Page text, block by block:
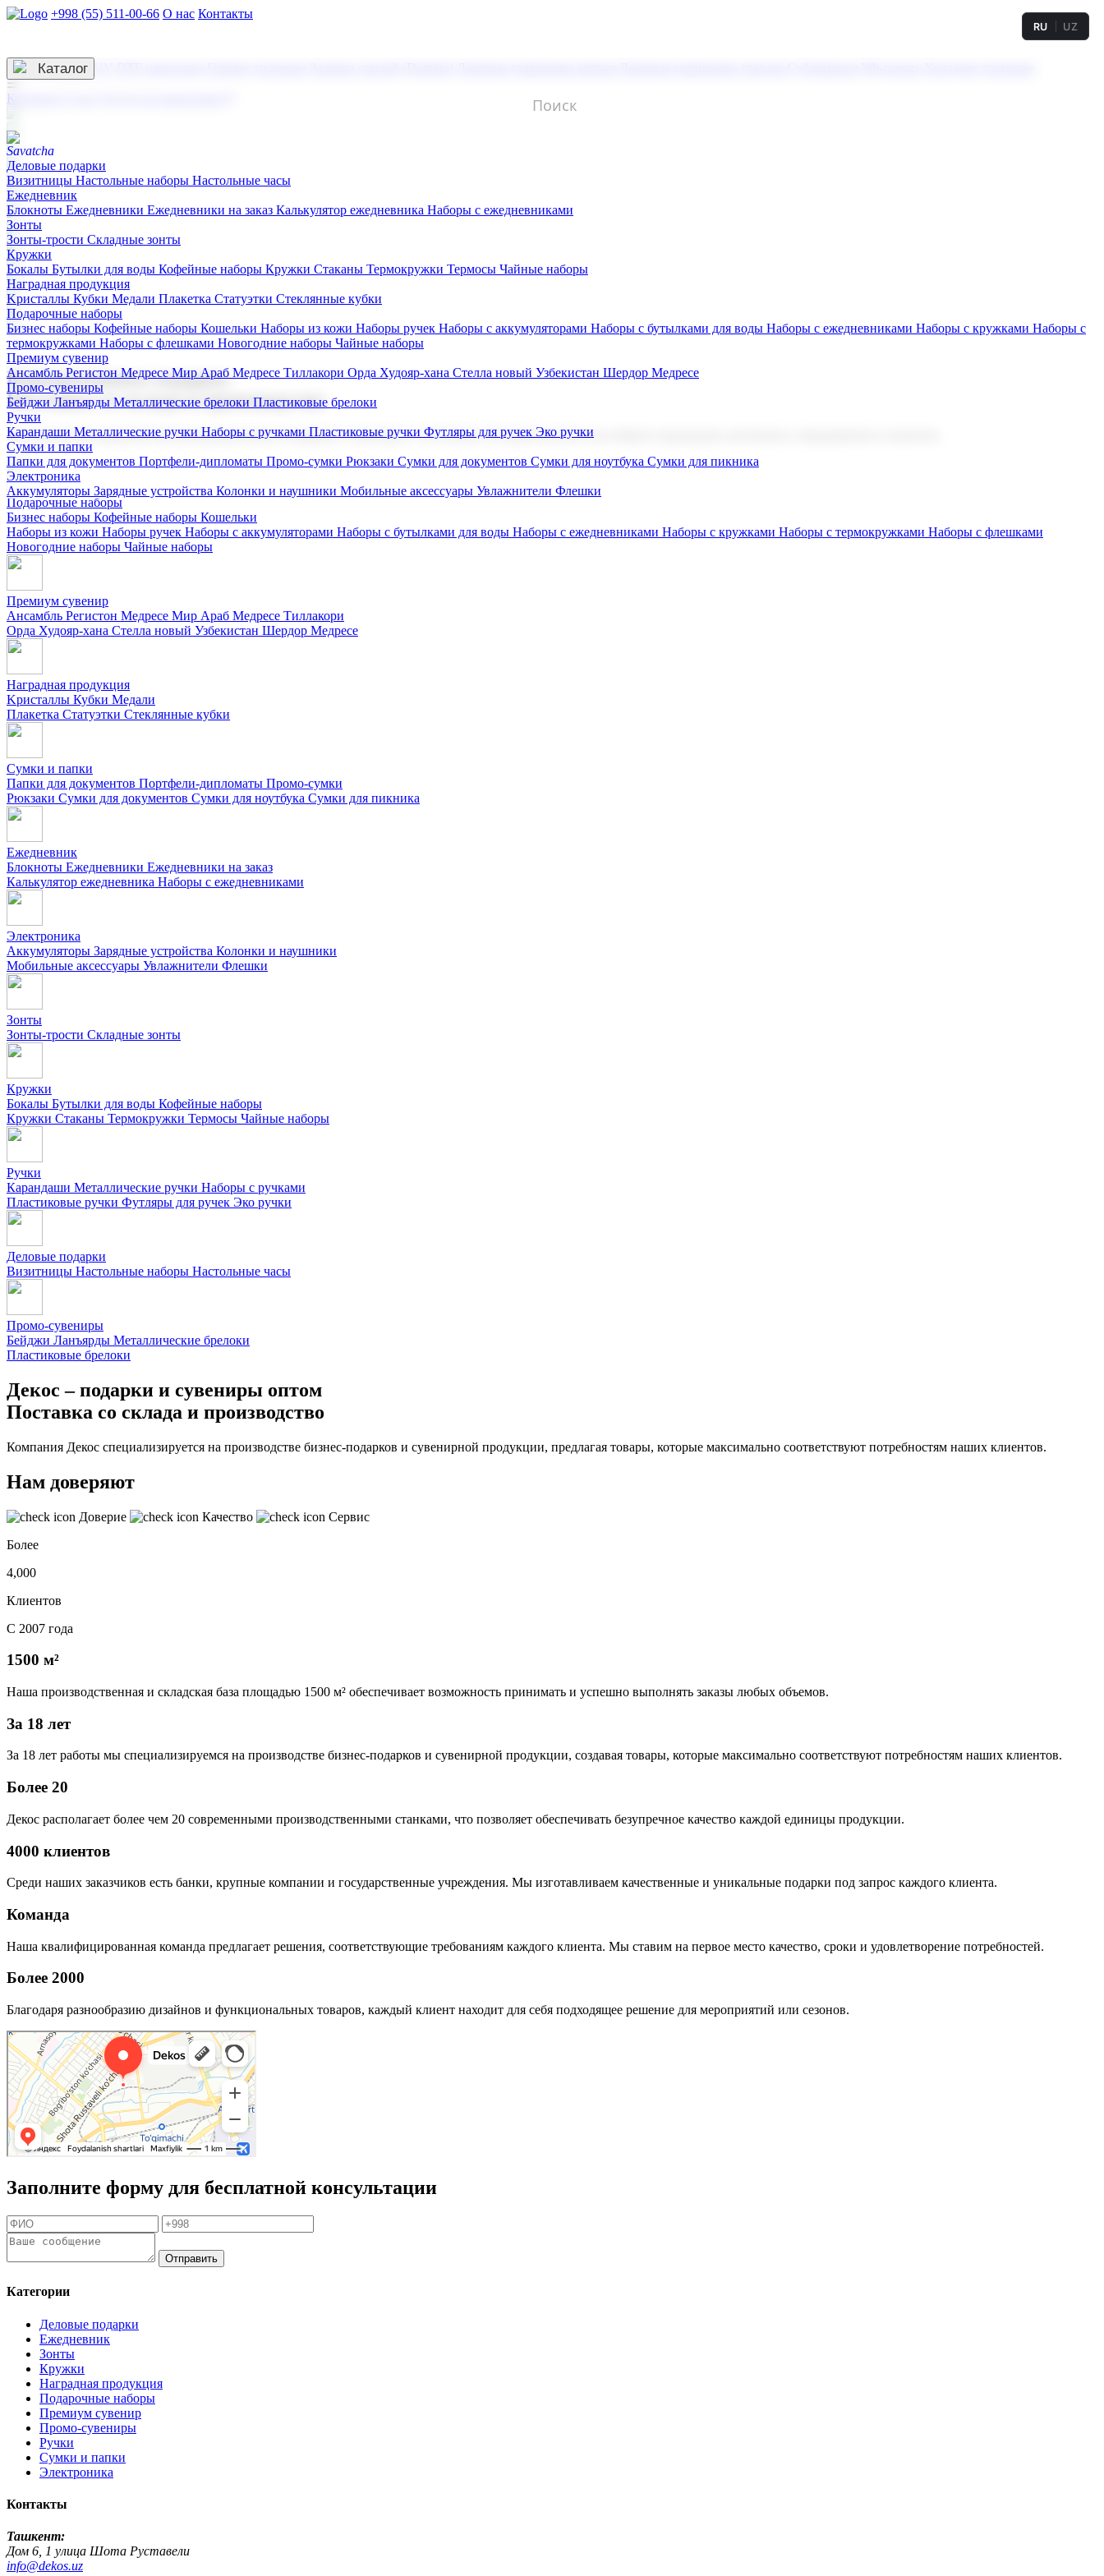
+998 (55) 511-00-66 О нас Контакты
3D гравировка
RU UZ
☰
Контакты
Каталог
Деловые подарки
Визитницы Настольные наборы Настольные часы
Ежедневник
Блокноты Ежедневники Ежедневники на заказ Калькулятор ежедневника Наборы с ежедневниками
Зонты
Зонты-трости Складные зонты
Кружки
Бокалы Бутылки для воды Кофейные наборы Кружки Стаканы Термокружки Термосы Чайные наборы
Наградная продукция
Kристаллы Кубки Медали Плакетка Статуэтки Стеклянные кубки
Подарочные наборы
Бизнес наборы Кофейные наборы Кошельки Наборы из кожи Наборы ручек Наборы с аккумуляторами Наборы с бутылками для воды Наборы с ежедневниками Наборы с кружками Наборы с
термокружками Наборы с флешками Новогодние наборы Чайные наборы
Премиум сувенир
Ансамбль Регистон Медресе Мир Араб Медресе Тиллакори Орда Худояр-хана Стелла новый Узбекистан Шердор Медресе
Промо-сувениры
Бейджи Ланъярды Металлические брелоки Пластиковые брелоки
Ручки
Карандаши Металлические ручки Наборы с ручками Пластиковые ручки Футляры для ручек Эко ручки
Сумки и папки
Папки для документов Портфели-дипломаты Промо-сумки Рюкзаки Сумки для документов Сумки для ноутбука Сумки для пикника
Электроника
Аккумуляторы Зарядные устройства Колонки и наушники Мобильные аксессуары Увлажнители Флешки
Корпоративные подарки
Поставка со склада и производство
Мы предлагаем широкий выбор корпоративных подарков и сувениров с логотипом. В нашем каталоге вы найдете продукцию для бизнеса, мероприятия и клиентов.
Подарочные наборы
Бизнес наборы Кофейные наборы Кошельки
Наборы из кожи Наборы ручек Наборы с аккумуляторами Наборы с бутылками для воды Наборы с ежедневниками Наборы с кружками Наборы с термокружками Наборы с флешками
Новогодние наборы Чайные наборы
Премиум сувенир
Ансамбль Регистон Медресе Мир Араб Медресе Тиллакори
Орда Худояр-хана Стелла новый Узбекистан Шердор Медресе
Наградная продукция
Kристаллы Кубки Медали
Плакетка Статуэтки Стеклянные кубки
Сумки и папки
Папки для документов Портфели-дипломаты Промо-сумки
Рюкзаки Сумки для документов Сумки для ноутбука Сумки для пикника
Ежедневник
Блокноты Ежедневники Ежедневники на заказ
Калькулятор ежедневника Наборы с ежедневниками
Электроника
Аккумуляторы Зарядные устройства Колонки и наушники
Мобильные аксессуары Увлажнители Флешки
Зонты
Зонты-трости Складные зонты
Кружки
Бокалы Бутылки для воды Кофейные наборы
Кружки Стаканы Термокружки Термосы Чайные наборы
Ручки
Карандаши Металлические ручки Наборы с ручками
Пластиковые ручки Футляры для ручек Эко ручки
Деловые подарки
Визитницы Настольные наборы Настольные часы
Промо-сувениры
Бейджи Ланъярды Металлические брелоки
Пластиковые брелоки
Декос – подарки и сувениры оптом
Поставка со склада и производство
Компания Декос специализируется на производстве бизнес-подарков и сувенирной продукции, предлагая товары, которые максимально соответствуют потребностям наших клиентов.
Нам доверяют
Доверие Качество
Сервис
Более
4,000
Клиентов
С 2007 года
1500 м²
Наша производственная и складская база площадью 1500 м² обеспечивает возможность принимать и успешно выполнять заказы любых объемов.
За 18 лет
За 18 лет работы мы специализируемся на производстве бизнес-подарков и сувенирной продукции, создавая товары, которые максимально соответствуют потребностям наших клиентов.
Более 20
Декос располагает более чем 20 современными производственными станками, что позволяет обеспечивать безупречное качество каждой единицы продукции.
4000 клиентов
Среди наших заказчиков есть банки, крупные компании и государственные учреждения. Мы изготавливаем качественные и уникальные подарки под запрос каждого клиента.
Команда
Наша квалифицированная команда предлагает решения, соответствующие требованиям каждого клиента. Мы ставим на первое место качество, сроки и удовлетворение потребностей.
Более 2000
Благодаря разнообразию дизайнов и функциональных товаров, каждый клиент находит для себя подходящее решение для мероприятий или сезонов.
Заполните форму для бесплатной консультации
Отправить
Категории
Деловые подарки
Ежедневник
Зонты
Кружки
Наградная продукция
Подарочные наборы
Премиум сувенир
Промо-сувениры
Ручки
Сумки и папки
Электроника
Контакты
Ташкент:
Дом 6, 1 улица Шота Руставели
info@dekos.uz